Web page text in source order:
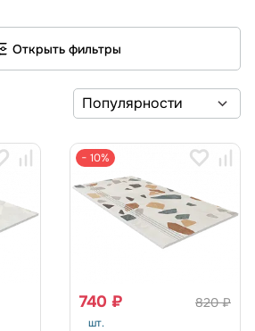
Открыть фильтры
− 10%
820 ₽
740 ₽
шт.